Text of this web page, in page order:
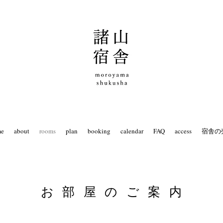
about rooms plan booking calendar FAQ access 宿舎の
お部屋のご案 内